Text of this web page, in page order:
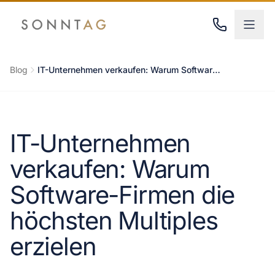
Blog IT-Unternehmen verkaufen: Warum Software-Firmen die höchsten Multiples erzielen
IT-Unternehmen
verkaufen: Warum
Software-Firmen die
höchsten Multiples
erzielen